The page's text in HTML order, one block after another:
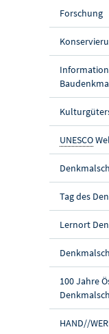
Forschung
UNESCO
Tag des
Lernort
100 Jahre
HAND//